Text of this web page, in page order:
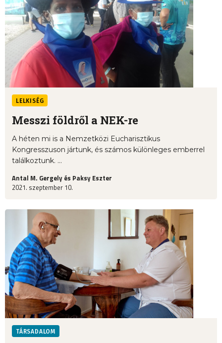
LELKISÉG
Messzi földről a NEK-re
A héten mi is a Nemzetközi Eucharisztikus
Kongresszuson jártunk, és számos különleges emberrel
találkoztunk. ...
Antal M. Gergely és Paksy Eszter
2021. szeptember 10.
TÁRSADALOM